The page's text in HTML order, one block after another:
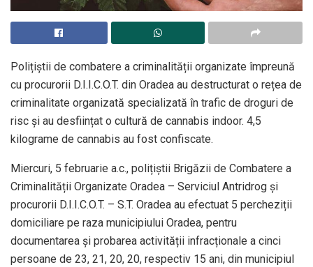
Polițiștii de combatere a criminalității organizate împreună
cu procurorii D.I.I.C.O.T. din Oradea au destructurat o rețea de
criminalitate organizată specializată în trafic de droguri de
risc și au desființat o cultură de cannabis indoor. 4,5
kilograme de cannabis au fost confiscate.
Miercuri, 5 februarie a.c., polițiștii Brigăzii de Combatere a
Criminalității Organizate Oradea – Serviciul Antridrog și
procurorii D.I.I.C.O.T. – S.T. Oradea au efectuat 5 percheziții
domiciliare pe raza municipiului Oradea, pentru
documentarea și probarea activității infracționale a cinci
persoane de 23, 21, 20, 20, respectiv 15 ani, din municipiul